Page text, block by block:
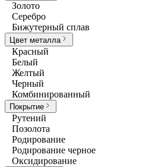
Золото
Серебро
Бижутерный сплав
Цвет металла
Красный
Белый
Желтый
Черный
Комбинированный
Покрытие
Рутений
Позолота
Родирование
Родирование черное
Оксидирование